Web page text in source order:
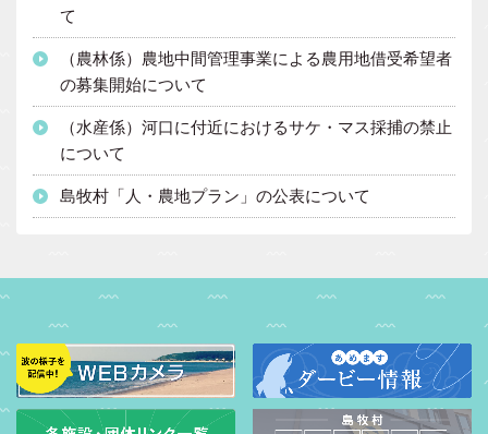
て
（農林係）農地中間管理事業による農用地借受希望者
の募集開始について
（水産係）河口に付近におけるサケ・マス採捕の禁止
について
島牧村「人・農地プラン」の公表について